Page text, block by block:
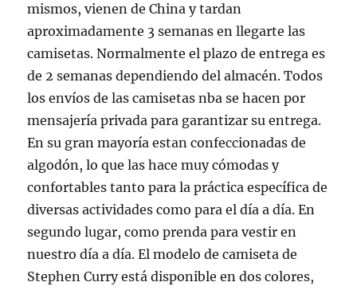
mismos, vienen de China y tardan
aproximadamente 3 semanas en llegarte las
camisetas. Normalmente el plazo de entrega es
de 2 semanas dependiendo del almacén. Todos
los envíos de las camisetas nba se hacen por
mensajería privada para garantizar su entrega.
En su gran mayoría estan confeccionadas de
algodón, lo que las hace muy cómodas y
confortables tanto para la práctica específica de
diversas actividades como para el día a día. En
segundo lugar, como prenda para vestir en
nuestro día a día. El modelo de camiseta de
Stephen Curry está disponible en dos colores,